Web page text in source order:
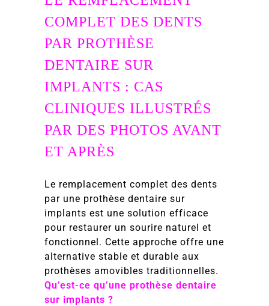
COMPLET DES DENTS
PAR PROTHÈSE
DENTAIRE SUR
IMPLANTS : CAS
CLINIQUES ILLUSTRÉS
PAR DES PHOTOS AVANT
ET APRÈS
Le remplacement complet des dents
par une prothèse dentaire sur
implants est une solution efficace
pour restaurer un sourire naturel et
fonctionnel. Cette approche offre une
alternative stable et durable aux
prothèses amovibles traditionnelles.
Qu’est-ce qu’une prothèse dentaire
sur implants ?